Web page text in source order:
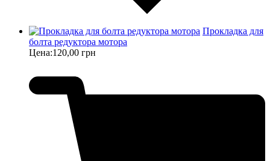
Прокладка для
болта редуктора мотора
Цена:120,00 грн